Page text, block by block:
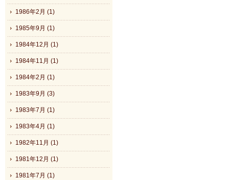
1986年2月 (1)
1985年9月 (1)
1984年12月 (1)
1984年11月 (1)
1984年2月 (1)
1983年9月 (3)
1983年7月 (1)
1983年4月 (1)
1982年11月 (1)
1981年12月 (1)
1981年7月 (1)